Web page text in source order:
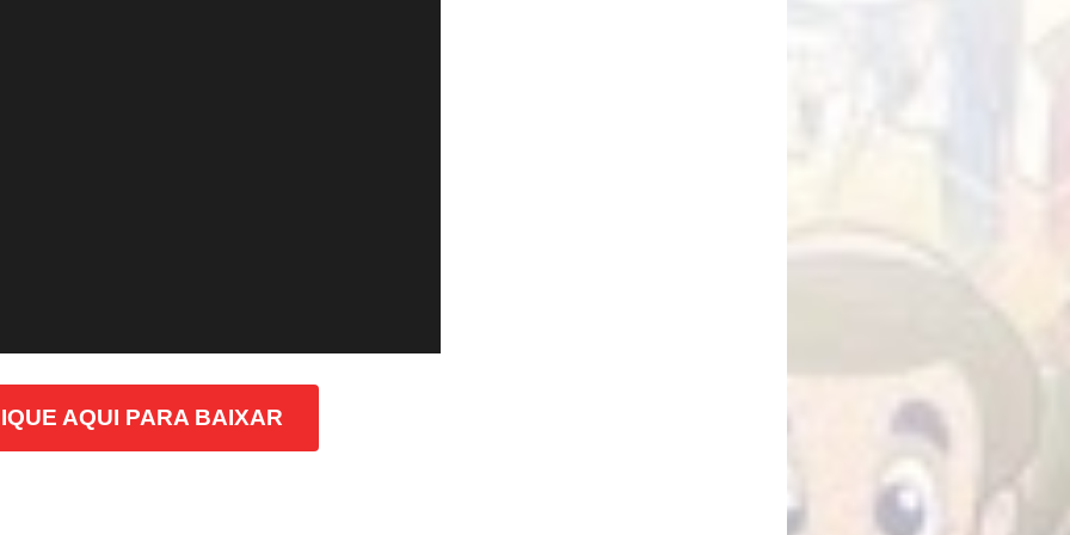
AQUI PARA BAIXAR